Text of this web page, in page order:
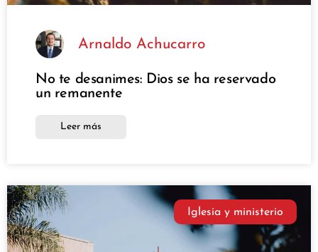
Arnaldo Achucarro
No te desanimes: Dios se ha reservado
un remanente
Leer más
Iglesia y ministerio